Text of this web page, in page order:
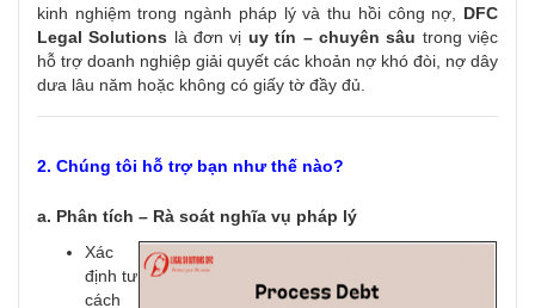
kinh nghiệm trong ngành pháp lý và thu hồi công nợ, DFC
Legal Solutions là đơn vị uy tín – chuyên sâu trong việc
hỗ trợ doanh nghiệp giải quyết các khoản nợ khó đòi, nợ dây
dưa lâu năm hoặc không có giấy tờ đầy đủ
2. Chúng tôi hỗ trợ bạn như thế nào?
a. Phân tích – Rà soát nghĩa vụ pháp lý
Xác
định tư
cách